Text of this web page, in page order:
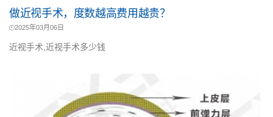
做近视手术，度数越高费用越贵？
2025年03月06日
近视手术,近视手术多少钱